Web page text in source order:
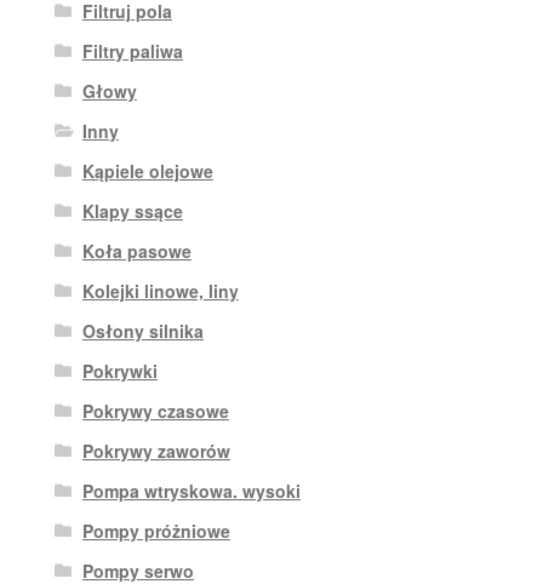
Filtruj pola
Filtry paliwa
Głowy
Inny
Kąpiele olejowe
Klapy ssące
Koła pasowe
Kolejki linowe, liny
Osłony silnika
Pokrywki
Pokrywy czasowe
Pokrywy zaworów
Pompa wtryskowa. wysoki
Pompy próżniowe
Pompy serwo